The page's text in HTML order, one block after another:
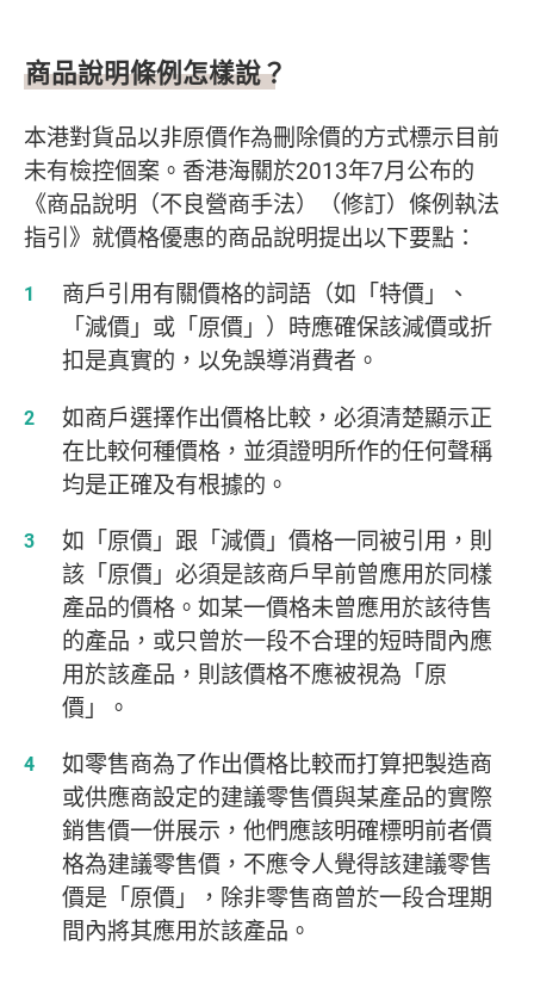
商品說明條例怎樣說？
本港對貨品以非原價作為刪除價的方式標示目前
未有檢控個案。香港海關於2013年7月公布的
《商品說明（不良營商手法）（修訂）條例執法
指引》就價格優惠的商品說明提出以下要點：
商戶引用有關價格的詞語（如「特價」、
「減價」或「原價」）時應確保該減價或折
扣是真實的，以免誤導消費者。
如商戶選擇作出價格比較，必須清楚顯示正
在比較何種價格，並須證明所作的任何聲稱
均是正確及有根據的。
如「原價」跟「減價」價格一同被引用，則
該「原價」必須是該商戶早前曾應用於同樣
產品的價格。如某一價格未曾應用於該待售
的產品，或只曾於一段不合理的短時間內應
用於該產品，則該價格不應被視為「原
價」。
如零售商為了作出價格比較而打算把製造商
或供應商設定的建議零售價與某產品的實際
銷售價一併展示，他們應該明確標明前者價
格為建議零售價，不應令人覺得該建議零售
價是「原價」，除非零售商曾於一段合理期
間內將其應用於該產品。